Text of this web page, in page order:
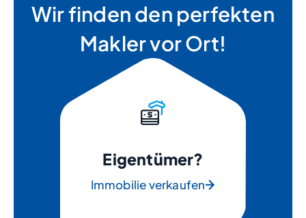
Wir finden den perfekten
Makler vor Ort!
Eigentümer?
Immobilie verkaufen